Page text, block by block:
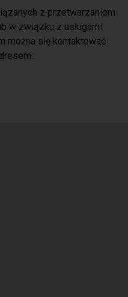
z przetwarzaniem
w związku z usługami
można się kontaktować